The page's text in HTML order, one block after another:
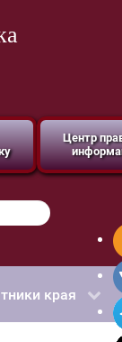
Центр
края